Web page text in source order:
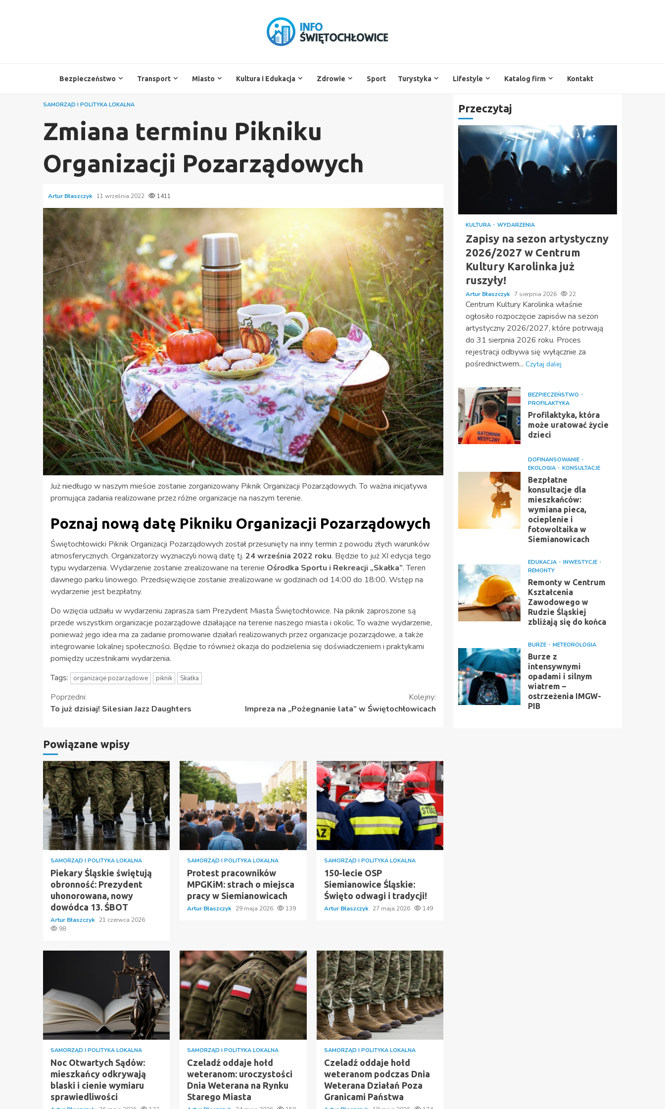
Bezpieczeństwo Transport Miasto Kultura i Edukacja Zdrowie Sport Turystyka Lifestyle Katalog firm Kontakt
SAMORZĄD I POLITYKA LOKALNA
Zmiana terminu Pikniku
Organizacji Pozarządowych
Artur Błaszczyk 11 września 2022 1411
Już niedługo w naszym mieście zostanie zorganizowany Piknik Organizacji Pozarządowych. To ważna inicjatywa
promująca zadania realizowane przez różne organizacje na naszym terenie.
Poznaj nową datę Pikniku Organizacji Pozarządowych
Świętochłowicki Piknik Organizacji Pozarządowych został przesunięty na inny termin z powodu złych warunków
atmosferycznych. Organizatorzy wyznaczyli nową datę tj. 24 września 2022 roku. Będzie to już XI edycja tego
typu wydarzenia. Wydarzenie zostanie zrealizowane na terenie Ośrodka Sportu i Rekreacji „Skałka”. Teren
dawnego parku linowego. Przedsięwzięcie zostanie zrealizowane w godzinach od 14:00 do 18:00. Wstęp na
wydarzenie jest bezpłatny.
Do wzięcia udziału w wydarzeniu zaprasza sam Prezydent Miasta Świętochłowice. Na piknik zaproszone są
przede wszystkim organizacje pozarządowe działające na terenie naszego miasta i okolic. To ważne wydarzenie,
ponieważ jego idea ma za zadanie promowanie działań realizowanych przez organizacje pozarządowe, a także
integrowanie lokalnej społeczności. Będzie to również okazja do podzielenia się doświadczeniem i praktykami
pomiędzy uczestnikami wydarzenia.
Tags:
organizacje pozarządowe piknik Skałka
Kontynuuj
Poprzedni:
To już dzisiaj! Silesian Jazz Daughters
Kolejny:
Impreza na „Pożegnanie lata” w Świętochłowicach
Powiązane wpisy
SAMORZĄD I POLITYKA LOKALNA
Piekary Śląskie świętują
obronność: Prezydent
uhonorowana, nowy
dowódca 13. ŚBOT
Artur Błaszczyk 21 czerwca 2026
98
SAMORZĄD I POLITYKA LOKALNA
Protest pracowników
MPGKiM: strach o miejsca
pracy w Siemianowicach
Artur Błaszczyk 29 maja 2026 139
SAMORZĄD I POLITYKA LOKALNA
150-lecie OSP
Siemianowice Śląskie:
Święto odwagi i tradycji!
Artur Błaszczyk 27 maja 2026 149
SAMORZĄD I POLITYKA LOKALNA
Noc Otwartych Sądów:
mieszkańcy odkrywają
blaski i cienie wymiaru
sprawiedliwości
SAMORZĄD I POLITYKA LOKALNA
Czeladź oddaje hołd
weteranom: uroczystości
Dnia Weterana na Rynku
Starego Miasta
SAMORZĄD I POLITYKA LOKALNA
Czeladź oddaje hołd
weteranom podczas Dnia
Weterana Działań Poza
Granicami Państwa
Przeczytaj
KULTURA WYDARZENIA
Zapisy na sezon artystyczny
2026/2027 w Centrum
Kultury Karolinka już
ruszyły!
Artur Błaszczyk 7 sierpnia 2026 22
Centrum Kultury Karolinka właśnie
ogłosiło rozpoczęcie zapisów na sezon
artystyczny 2026/2027, które potrwają
do 31 sierpnia 2026 roku. Proces
rejestracji odbywa się wyłącznie za
pośrednictwem... Czytaj dalej
BEZPIECZEŃSTWO
PROFILAKTYKA
Profilaktyka, która
może uratować życie
dzieci
DOFINANSOWANIE
EKOLOGIA
KONSULTACJE
Bezpłatne
konsultacje dla
mieszkańców:
wymiana pieca,
ocieplenie i
fotowoltaika w
Siemianowicach
EDUKACJA
INWESTYCJE
REMONTY
Remonty w Centrum
Kształcenia
Zawodowego w
Rudzie Śląskiej
zbliżają się do końca
BURZE METEOROLOGIA
Burze z
intensywnymi
opadami i silnym
wiatrem –
ostrzeżenia IMGW-
PIB